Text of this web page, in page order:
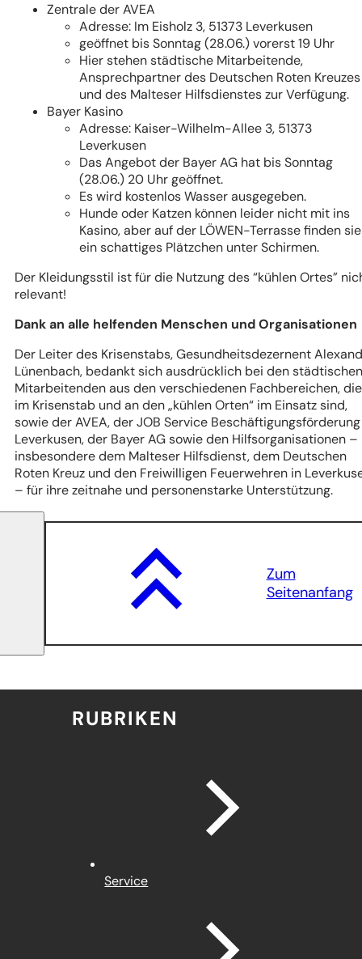
Zentrale der AVEA
Adresse: Im Eisholz 3, 51373 Leverkusen
geöffnet bis Sonntag (28.06.) vorerst 19 Uhr
Hier stehen städtische Mitarbeitende,
Ansprechpartner des Deutschen Roten Kreuzes
und des Malteser Hilfsdienstes zur Verfügung.
Bayer Kasino
Adresse: Kaiser-Wilhelm-Allee 3, 51373
Leverkusen
Das Angebot der Bayer AG hat bis Sonntag
(28.06.) 20 Uhr geöffnet.
Es wird kostenlos Wasser ausgegeben.
Hunde oder Katzen können leider nicht mit ins
Kasino, aber auf der LÖWEN-Terrasse finden sie
ein schattiges Plätzchen unter Schirmen.
Der Kleidungsstil ist für die Nutzung des “kühlen Ortes”
relevant!
Dank an alle helfenden Menschen und Organisationen
Der Leiter des Krisenstabs, Gesundheitsdezernent
Lünenbach, bedankt sich ausdrücklich bei den städtischen
Mitarbeitenden aus den verschiedenen Fachbereichen, die
im Krisenstab und an den „kühlen Orten“ im Einsatz sind,
sowie der AVEA, der JOB Service Beschäftigungsförderung
Leverkusen, der Bayer AG sowie den Hilfsorganisationen –
insbesondere dem Malteser Hilfsdienst, dem Deutschen
Roten Kreuz und den Freiwilligen Feuerwehren in
– für ihre zeitnahe und personenstarke Unterstützung.
Zum
Seitenanfang
RUBRIKEN
Service